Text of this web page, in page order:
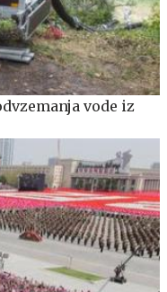
vode iz